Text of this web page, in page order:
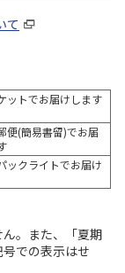
て
ットでお届けします
便(簡易書留)でお届
ックライトでお届け
。また、「夏期
での表示はせ